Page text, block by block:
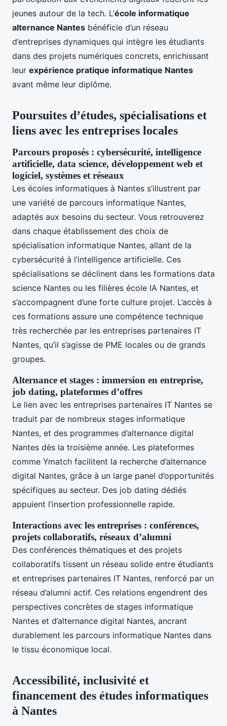
jeunes autour de la tech. L’école informatique
alternance Nantes bénéficie d’un réseau
d’entreprises dynamiques qui intègre les étudiants
dans des projets numériques concrets, enrichissant
leur expérience pratique informatique Nantes
avant même leur diplôme.
Poursuites d’études, spécialisations et
liens avec les entreprises locales
Parcours proposés : cybersécurité, intelligence
artificielle, data science, développement web et
logiciel, systèmes et réseaux
Les écoles informatiques à Nantes s’illustrent par
une variété de parcours informatique Nantes,
adaptés aux besoins du secteur. Vous retrouverez
dans chaque établissement des choix de
spécialisation informatique Nantes, allant de la
cybersécurité à l’intelligence artificielle. Ces
spécialisations se déclinent dans les formations data
science Nantes ou les filières école IA Nantes, et
s’accompagnent d’une forte culture projet. L’accès à
ces formations assure une compétence technique
très recherchée par les entreprises partenaires IT
Nantes, qu’il s’agisse de PME locales ou de grands
groupes.
Alternance et stages : immersion en entreprise,
job dating, plateformes d’offres
Le lien avec les entreprises partenaires IT Nantes se
traduit par de nombreux stages informatique
Nantes, et des programmes d’alternance digital
Nantes dès la troisième année. Les plateformes
comme Ymatch facilitent la recherche d’alternance
digital Nantes, grâce à un large panel d’opportunités
spécifiques au secteur. Des job dating dédiés
appuient l’insertion professionnelle rapide.
Interactions avec les entreprises : conférences,
projets collaboratifs, réseaux d’alumni
Des conférences thématiques et des projets
collaboratifs tissent un réseau solide entre étudiants
et entreprises partenaires IT Nantes, renforcé par un
réseau d’alumni actif. Ces relations engendrent des
perspectives concrètes de stages informatique
Nantes et d’alternance digital Nantes, ancrant
durablement les parcours informatique Nantes dans
le tissu économique local.
Accessibilité, inclusivité et
financement des études informatiques
à Nantes